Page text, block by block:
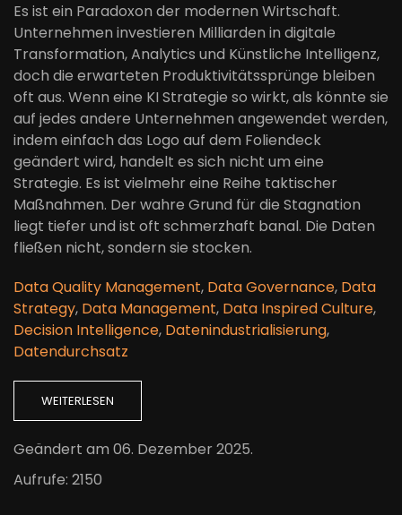
Es ist ein Paradoxon der modernen Wirtschaft.
Unternehmen investieren Milliarden in digitale
Transformation, Analytics und Künstliche Intelligenz,
doch die erwarteten Produktivitätssprünge bleiben
oft aus. Wenn eine KI Strategie so wirkt, als könnte sie
auf jedes andere Unternehmen angewendet werden,
indem einfach das Logo auf dem Foliendeck
geändert wird, handelt es sich nicht um eine
Strategie. Es ist vielmehr eine Reihe taktischer
Maßnahmen. Der wahre Grund für die Stagnation
liegt tiefer und ist oft schmerzhaft banal. Die Daten
fließen nicht, sondern sie stocken.
Data Quality Management, Data Governance, Data
Strategy, Data Management, Data Inspired Culture,
Decision Intelligence, Datenindustrialisierung,
Datendurchsatz
WEITERLESEN
Geändert am 06. Dezember 2025.
Aufrufe: 2150